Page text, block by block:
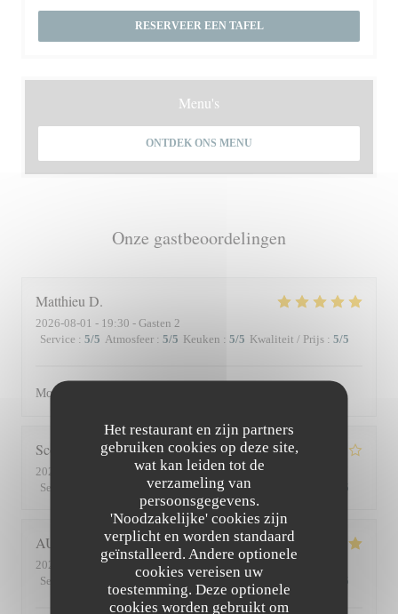
Het restaurant en zijn partners
gebruiken cookies op deze site,
wat kan leiden tot de
verzameling van
persoonsgegevens.
'Noodzakelijke' cookies zijn
verplicht en worden standaard
geïnstalleerd. Andere optionele
cookies vereisen uw
toestemming. Deze optionele
cookies worden gebruikt om
Onze gastbeoordelingen
Matthieu D
2026-08-01 - 19:30 - Gasten 2
Service : 5/5 Atmosfeer : 5/5 Keuken : 5/5 Kwaliteit / Prijs : 5/5
Moment superbe, du service à l’assiette !
Scott
2026-07-30
- 19:45 - Gasten 3
Service
Atmosfeer: 3/5 Keuken: 4/5 Kwaliteit / Prijs /5
AUDE
2026-07-30
- 19:30 - Gasten 2
Service
Atmosfeer: 5/5 Keuken: 5/5 Kwaliteit / Prijs /5
RESERVEER EEN TAFEL
Menu's
ONTDEK ONS MENU